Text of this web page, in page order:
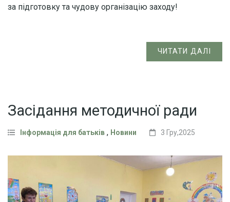
за підготовку та чудову організацію заходу!
ЧИТАТИ ДАЛІ
Засідання методичної ради
Інформація для батьків , Новини 3 Гру,2025